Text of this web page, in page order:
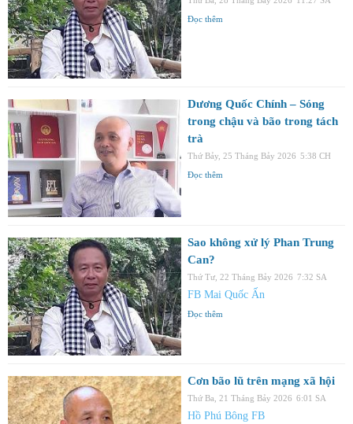
Đọc thêm
Dương Quốc Chính – Sóng
trong chậu và bão trong tách
trà
Thứ Bảy, 25 Tháng Bảy 2026 5:38 CH
Đọc thêm
Sao không xử lý Phan Trung
Can?
Thứ Tư, 22 Tháng Bảy 2026 7:32 SA
FB Mai Quốc Ấn
Đọc thêm
Cơn bão lũ trên mạng xã hội
Thứ Ba, 21 Tháng Bảy 2026 6:01 SA
Hồ Phú Bông FB